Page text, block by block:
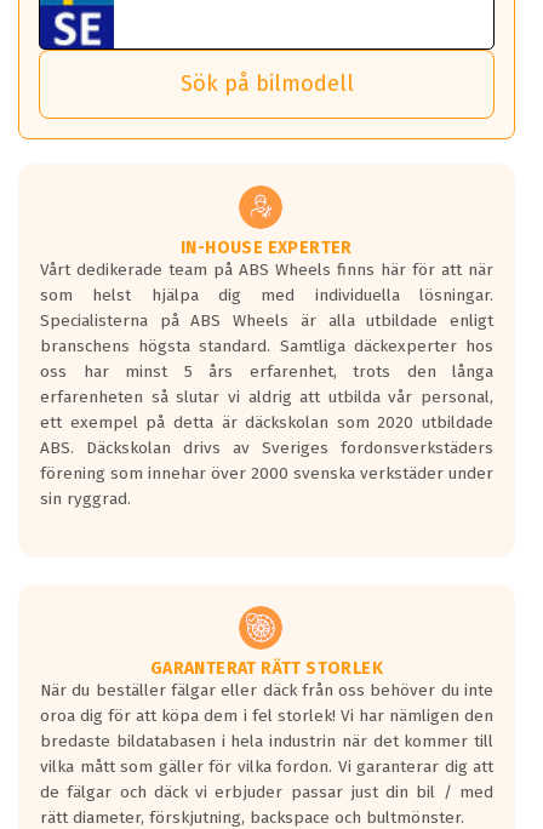
nästa bil.
Det sparar dig tid och pengar.
*PCD står för pitch circle diameter / Bultmönster.
ABS Wheels fälgar.
Viktigt att Bult respektive mutter är av storlek (17mm hylsa
Genom att du anger ditt registreringsnummer kan vi matcha
och garantera att tillbehören passar till 100%
vid åtdragning av hjulbultarna.
Sensorn sitter inne i hjulet och skickar signaler om lufttryck
och temperatur till din instrumentpanel.
TPMS gör det enkelt att ha koll på att dina däck håller rätt
tryck. Skulle du tappa tryck i något däck varnar TPMS dig
om detta.
helt kort att du som förare alltid ska ha koll på lufttrycket i
Samtliga ABS Wheels fälgar är kompatibla med TPMS
sensorer.
Sök på bilmodell
IN-HOUSE EXPERTER
Vårt dedikerade team på ABS Wheels finns här för att när
som helst hjälpa dig med individuella lösningar.
Specialisterna på ABS Wheels är alla utbildade enligt
branschens högsta standard. Samtliga däckexperter hos
oss har minst 5 års erfarenhet, trots den långa
erfarenheten så slutar vi aldrig att utbilda vår personal,
ett exempel på detta är däckskolan som 2020 utbildade
ABS. Däckskolan drivs av Sveriges fordonsverkstäders
förening som innehar över 2000 svenska verkstäder under
sin ryggrad.
GARANTERAT RÄTT STORLEK
När du beställer fälgar eller däck från oss behöver du inte
oroa dig för att köpa dem i fel storlek! Vi har nämligen den
bredaste bildatabasen i hela industrin när det kommer till
vilka mått som gäller för vilka fordon. Vi garanterar dig att
de fälgar och däck vi erbjuder passar just din bil / med
rätt diameter, förskjutning, backspace och bultmönster.